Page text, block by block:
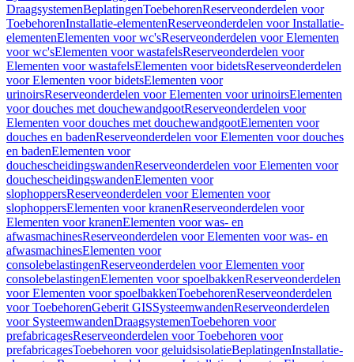
DraagsystemenBeplatingenToebehorenReserveonderdelen voor
ToebehorenInstallatie-elementenReserveonderdelen voor Installatie-
elementenElementen voor wc'sReserveonderdelen voor Elementen
voor wc'sElementen voor wastafelsReserveonderdelen voor
Elementen voor wastafelsElementen voor bidetsReserveonderdelen
voor Elementen voor bidetsElementen voor
urinoirsReserveonderdelen voor Elementen voor urinoirsElementen
voor douches met douchewandgootReserveonderdelen voor
Elementen voor douches met douchewandgootElementen voor
douches en badenReserveonderdelen voor Elementen voor douches
en badenElementen voor
douchescheidingswandenReserveonderdelen voor Elementen voor
douchescheidingswandenElementen voor
slophoppersReserveonderdelen voor Elementen voor
slophoppersElementen voor kranenReserveonderdelen voor
Elementen voor kranenElementen voor was- en
afwasmachinesReserveonderdelen voor Elementen voor was- en
afwasmachinesElementen voor
consolebelastingenReserveonderdelen voor Elementen voor
consolebelastingenElementen voor spoelbakkenReserveonderdelen
voor Elementen voor spoelbakkenToebehorenReserveonderdelen
voor ToebehorenGeberit GISSysteemwandenReserveonderdelen
voor SysteemwandenDraagsystemenToebehoren voor
prefabricagesReserveonderdelen voor Toebehoren voor
prefabricagesToebehoren voor geluidsisolatieBeplatingenInstallatie-